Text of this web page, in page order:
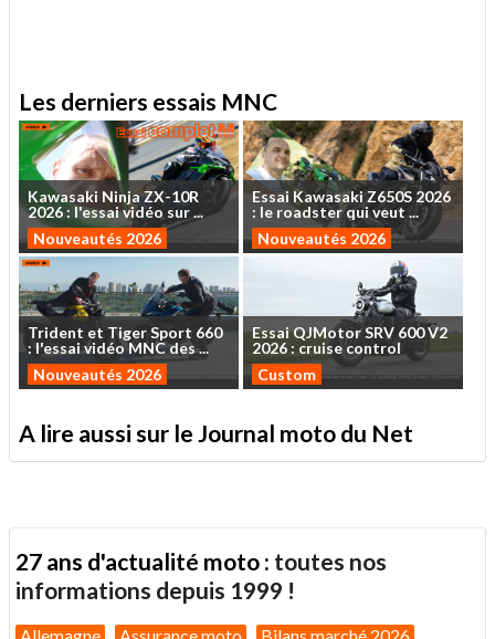
Les derniers essais MNC
Kawasaki NinjaZX-10R
2026: l'essaividéo sur...
Nouveautés 2026
Essai KawasakiZ650S 2026
: le roadsterquiveut ...
Nouveautés 2026
Trident et TigerSport 660
: l'essaividéoMNCdes...
Nouveautés 2026
EssaiQJMotorSRV 600V2
2026 : cruise control
Custom
A lire aussi sur le Journal moto du Net
27 ans d'actualité moto : toutes nos
informations depuis 1999 !
Allemagne Assurance moto Bilans marché 2026